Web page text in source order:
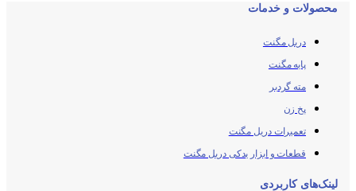
محصولات و خدمات
دریل مگنت
پایه مگنت
مته گردبر
پخ زن
تعمیرات دریل مگنت
قطعات و ابزار یدکی دریل مگنت
لینک‌های کاربردی